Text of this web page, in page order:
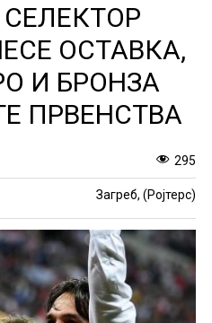
ОСТАВКА,
И БРОНЗА
ПРВЕНСТВА
295
Загреб, (Ројтерс)